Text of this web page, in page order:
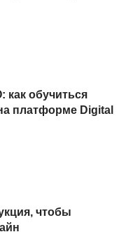
как обучиться
платформе Digital
чтобы